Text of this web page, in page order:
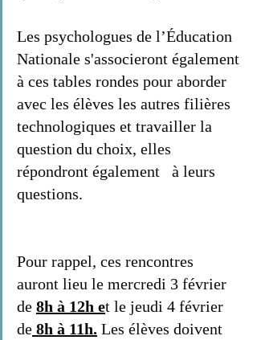
Les psychologues de l’Éducation
Nationale s'associeront également
à ces tables rondes pour aborder
avec les élèves les autres filières
technologiques et travailler la
question du choix, elles
répondront également   à leurs
questions.
Pour rappel, ces rencontres
auront lieu le mercredi 3 février
de 8h à 12h et le jeudi 4 février
de 8h à 11h. Les élèves doivent